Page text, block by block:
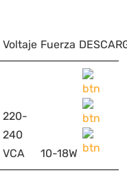
Voltaje Fuerza
220-
240
VCA
10-18W